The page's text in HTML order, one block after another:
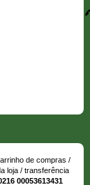
de compras /
loja / transferência
00053613431